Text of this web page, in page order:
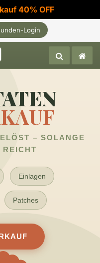
40% OFF
Login
– SOLANGE
REICHT
Einlagen
Patches